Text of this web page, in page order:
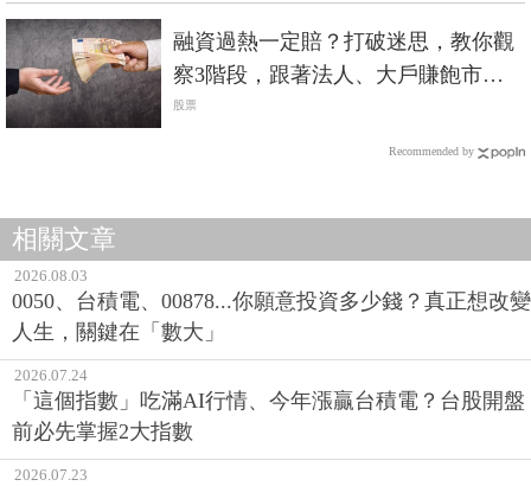
融資過熱一定賠？打破迷思，教你觀
察3階段，跟著法人、大戶賺飽市場
飆漲行情！
股票
Recommended by
相關文章
2026.08.03
0050、台積電、00878...你願意投資多少錢？真正想改變
人生，關鍵在「數大」
2026.07.24
「這個指數」吃滿AI行情、今年漲贏台積電？台股開盤
前必先掌握2大指數
2026.07.23